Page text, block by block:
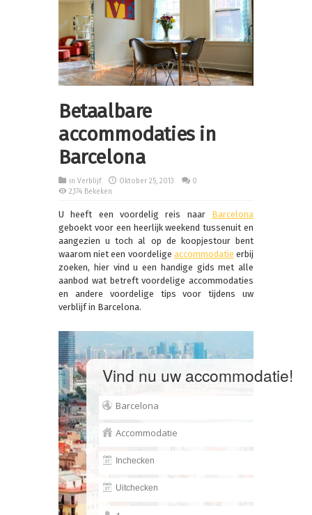
Betaalbare
accommodaties in
Barcelona
in Verblijf Oktober 25, 2013
0
2,174 Bekeken
U heeft een voordelig reis naar Barcelona
geboekt voor een heerlijk weekend tussenuit en
aangezien u toch al op de koopjestour bent
waarom niet een voordelige accommodatie erbij
zoeken, hier vind u een handige gids met alle
aanbod wat betreft voordelige accommodaties
en andere voordelige tips voor tijdens uw
verblijf in Barcelona.
Vind nu uw accommodatie!